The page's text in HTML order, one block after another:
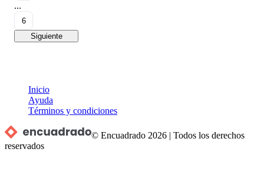
...
6
Siguiente
Inicio
Ayuda
Términos y condiciones
© Encuadrado 2026 |Todos los derechos
reservados